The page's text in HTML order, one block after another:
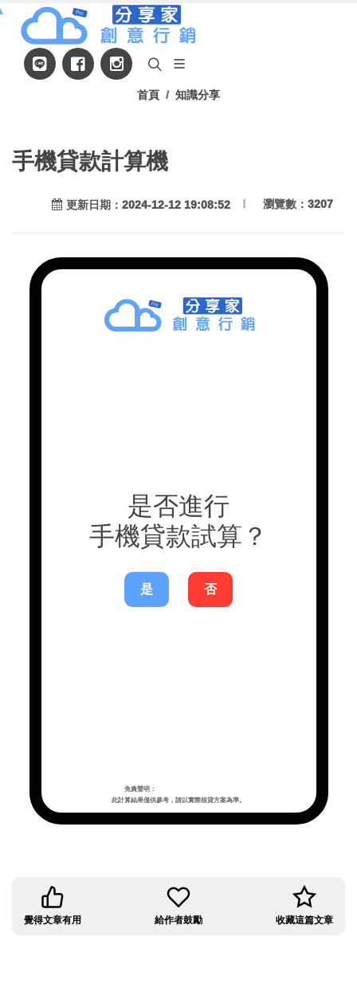
首頁 知識分享
手機貸款計算機
更新日期：2024-12-12 19:08:52 瀏覽數：3207
是否進行
手機貸款試算？
是 否
免責聲明：
此計算結果僅供參考，請以實際核貸方案為準。
覺得文章有用 給作者鼓勵 收藏這篇文章